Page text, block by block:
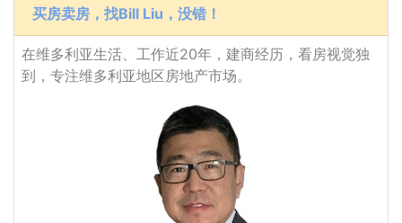
买房卖房，找Bill Liu，没错！
在维多利亚生活、工作近20年，建商经历，看房视觉独
到，专注维多利亚地区房地产市场。